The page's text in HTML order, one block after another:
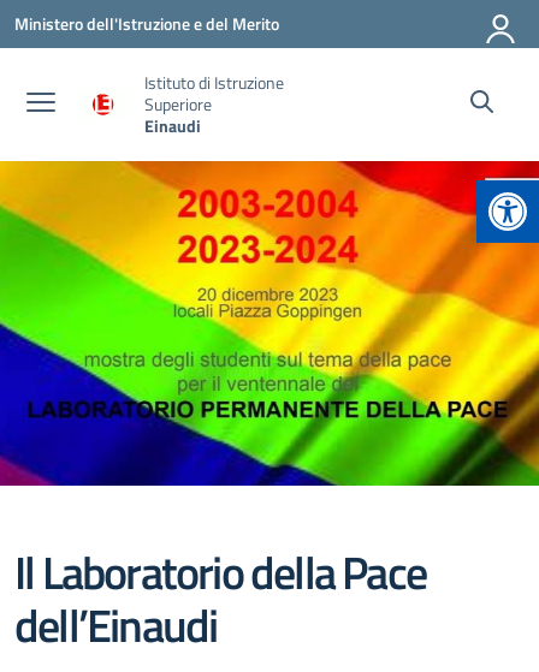
Vai ai contenuti
Vai al menu di navigazione
Vai al footer
Ministero dell'Istruzione e del Merito
Istituto di Istruzione
Superiore
Einaudi
Il Laboratorio della Pace
dell’Einaudi